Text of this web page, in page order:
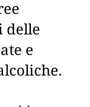
delle
e